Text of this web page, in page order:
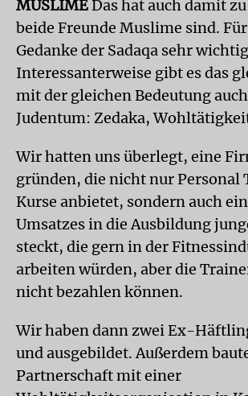
MUSLIME Das hat auch damit
beide Freunde Muslime sind.
Gedanke der Sadaqa sehr
Interessanterweise gibt es das
mit der gleichen Bedeutung
Judentum: Zedaka,
Wir hatten uns überlegt, eine
gründen, die nicht nur Personal
Kurse anbietet, sondern auch
Umsatzes in die Ausbildung
steckt, die gern in der
arbeiten würden, aber die
nicht bezahlen können.
Wir haben dann zwei Ex-
und ausgebildet. Außerdem
Partnerschaft mit einer